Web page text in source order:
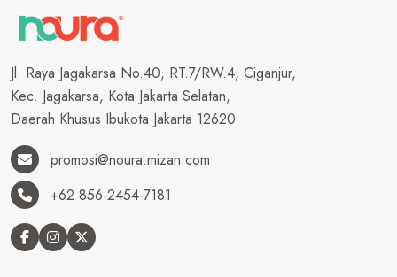
Jl. Raya Jagakarsa No.40, RT.7/RW.4, Ciganjur,
Kec. Jagakarsa, Kota Jakarta Selatan,
Daerah Khusus Ibukota Jakarta 12620
promosi@noura.mizan.com
+62 856-2454-7181